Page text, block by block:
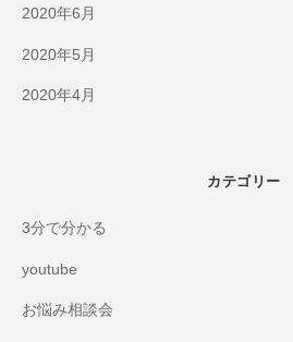
2020年6月
2020年5月
2020年4月
カテゴリー
3分で分かる
youtube
お悩み相談会